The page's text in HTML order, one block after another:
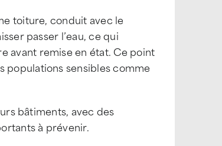
toiture, conduit avec le
passer l’eau, ce qui
avant remise en état. Ce point
sensibles comme
bâtiments, avec des
à prévenir.